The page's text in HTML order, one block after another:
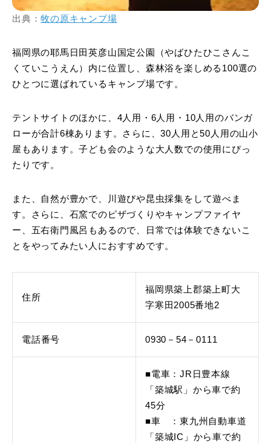
出典：牧の原キャンプ場
福岡県の耶馬日田英彦山国定公園（やばひたひこさんこ
くていこうえん）内に位置し、森林浴を楽しめる100選の
ひとつに選ばれているキャンプ場です。
テントサイトのほかに、4人用・6人用・10人用のバンガ
ローが合計6棟あります。さらに、30人用と50人用の山小
屋もあります。子ども会のような大人数での使用にぴっ
たりです。
また、自然が豊かで、川遊びや昆虫採集をして遊べま
す。さらに、石窯でのピザづくりやキャンプファイヤ
ー、五右衛門風呂もあるので、日常では体験できないこ
とをやってみたい人におすすめです。
住所
福岡県築上郡築上町大
字寒田2005番地2
電話番号 0930－54－0111
■電車：JR日豊本線
「築城駅」から車で約
45分
■車 ：東九州自動車道
「築城IC」から車で約